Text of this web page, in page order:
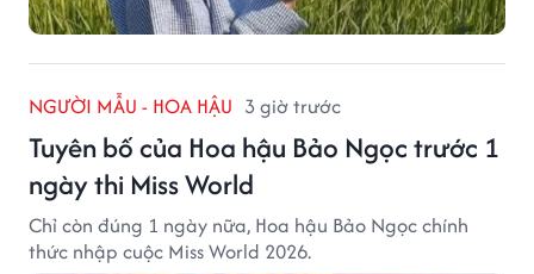
NGƯỜI MẪU - HOA HẬU 3 giờ trước
Tuyên bố của Hoa hậu Bảo Ngọc trước 1
ngày thi Miss World
Chỉ còn đúng 1 ngày nữa, Hoa hậu Bảo Ngọc chính
thức nhập cuộc Miss World 2026.